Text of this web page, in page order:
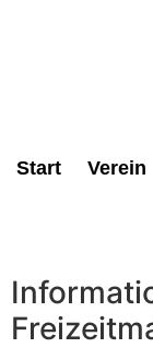
Start Verein